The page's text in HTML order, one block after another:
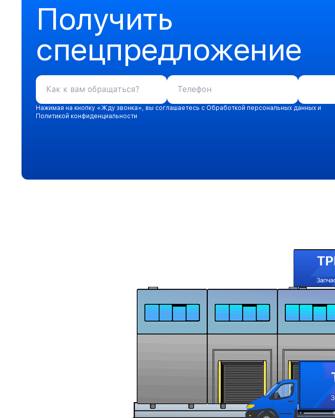
Miba
Mitsuber
Noname
ORIONiNOVASYON
PARTIQ
SCHAEFFLER
SDLG
SEM
Получить
спецпредложение
Нажимая на кнопку «Жду звонка», вы соглашаетесь с Обработкой персональных данных и
Политикой конфиденциальности